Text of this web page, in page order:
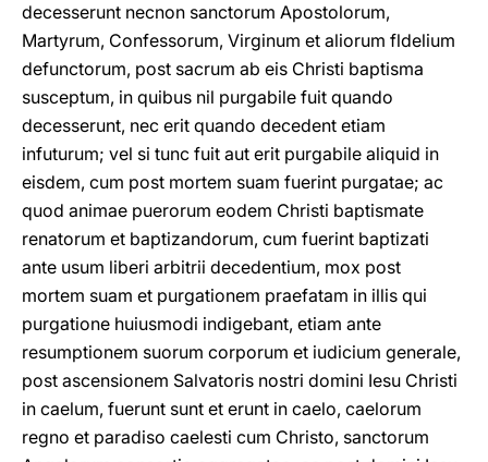
decesserunt necnon sanctorum Apostolorum,
Martyrum, Confessorum, Virginum et aliorum fldelium
defunctorum, post sacrum ab eis Christi baptisma
susceptum, in quibus nil purgabile fuit quando
decesserunt, nec erit quando decedent etiam
infuturum; vel si tunc fuit aut erit purgabile aliquid in
eisdem, cum post mortem suam fuerint purgatae; ac
quod animae puerorum eodem Christi baptismate
renatorum et baptizandorum, cum fuerint baptizati
ante usum liberi arbitrii decedentium, mox post
mortem suam et purgationem praefatam in illis qui
purgatione huiusmodi indigebant, etiam ante
resumptionem suorum corporum et iudicium generale,
post ascensionem Salvatoris nostri domini Iesu Christi
in caelum, fuerunt sunt et erunt in caelo, caelorum
regno et paradiso caelesti cum Christo, sanctorum